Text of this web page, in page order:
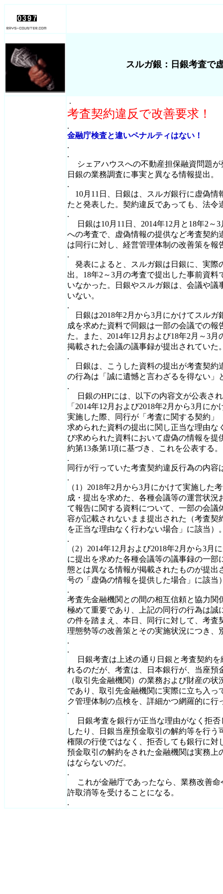
スルガ銀：日銀考査で
.
考査契約違反で改善要求！
.
金融庁検査と違いペナルティはない！
.
.
シェアハウスへの不動産担保融資問題が
日銀の業務調査に事実と異なる情報提出。
.
10月11日、日銀は、スルガ銀行に虚偽情
たと発表した。契約違反であっても、法令
.
日銀は10月11日、2014年12月と18年2～
への考査で、虚偽情報の提供など考査契約
は同行に対し、経営管理体制の改善策を報
.
発表によると、スルガ銀は日銀に、実際
出。18年2～3月の考査で提出した事前資
いなかった。日銀やスルガ銀は、会議や議
いない。
.
日銀は2018年2月から3月にかけてスルガ
成を求めた資料で同銀は一部の会議での報
た。また、2014年12月および18年2月～3
掲載された会議の議事録が提出されていた
.
日銀は、こうした資料の提出が考査契約
の行為は「誠に遺憾と言わざるを得ない」
.
日銀のHPには、以下の内容文が公表さ
「2014年12月および2018年2月から3月に
実施した際、同行が「考査に関する契約」
求められた資料の提出に関し正当な理由な
び求められた資料において虚偽の情報を提
約第13条第1項に基づき、これを公表する。
.
同行が行っていた考査契約違反行為の内容
.
（1）2018年2月から3月にかけて実施した
成・提出を求めた、各種会議等の運営状
て報告に関する資料について、一部の会議
容が記載されないまま提出された（考査契
を正当な理由なく行わない場合」に該当）
.
（2）2014年12月および2018年2月から3
に提出を求めた各種会議等の議事録の一部
態とは異なる情報が掲載されたものが提出
号の「虚偽の情報を提供した場合」に該当
.
考査先金融機関との間の相互信頼と協力関
極めて重要であり、上記の同行の行為は誠
の件を踏まえ、本日、同行に対して、考査
理態勢等の改善策とその実施状況につき、
.
.
日銀考査は上述の通り日銀と考査契約を
れるのだが、考査は、日本銀行が、当座預
（取引先金融機関）の業務および財産の
であり、取引先金融機関に実際に立ち入っ
ク管理体制の点検を、詳細かつ網羅的に行
.
日銀考査を銀行が正当な理由がなく拒否
したり、日銀当座預金取引の解約等を行
権限の行使ではなく、拒否しても銀行に対
預金取引の解約をされた金融機関は実務上
はならないのだ。
.
これが金融庁であったなら、業務改善命
許取消等を受けることになる。
.